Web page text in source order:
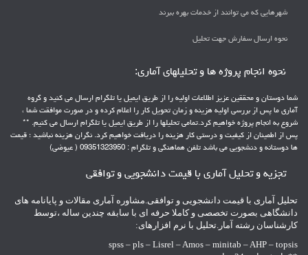
شهرهایی که می توانند از خدمات بهره ببرند
نحوه ارسال سفارش جهت تحلیل
نحوه انجام پروژه ها و تحلیلهای آماری:
شما دوستان و محققین عزیز اطلاعات اولیه را از طریق ایمیل یا تلگرام ارسال می کنید و گروه
آماری ما پس از بررسی اولیه هزینه و زمان تحویل کار را اعلام کرده و در صورت موافقت شما ،
شروع به انجام پروژه خواهیم کرد.تمامی تحلیلها را از طریق ایمیل یا تلگرام ارسال می کنیم. **
پس از اطمینان از کیفیت و درستی کار هزینه را دریافت خواهیم کرد. نگران هزینه نباشید ؛ قیمت
ها دوستانه و دنشجویی می باشد تلفن هماهنگی و تلگرام : 09351323950 ( عیوضی)
تجزیه و تحلیل آماری با قیمت دانشجویی و توافقی
تحلیل آماری با قیمت دانشجویی و توافقی.مشاوره آماری مقالات و پایانامه های
دانشگاهی بصورت تخصصی و کاملا حرفه ای با سابقه چندین ساله ،توسط
کارشناسان رشته آمار.تحلیل با نرم افزارهای:
spss – pls – Lisrel – Amos – minitab – AHP – topsis